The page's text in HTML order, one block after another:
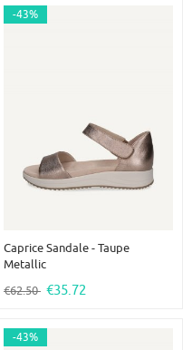
Caprice Sandale - Taupe
Metallic
€62.50 €35.72
-43%
-43%